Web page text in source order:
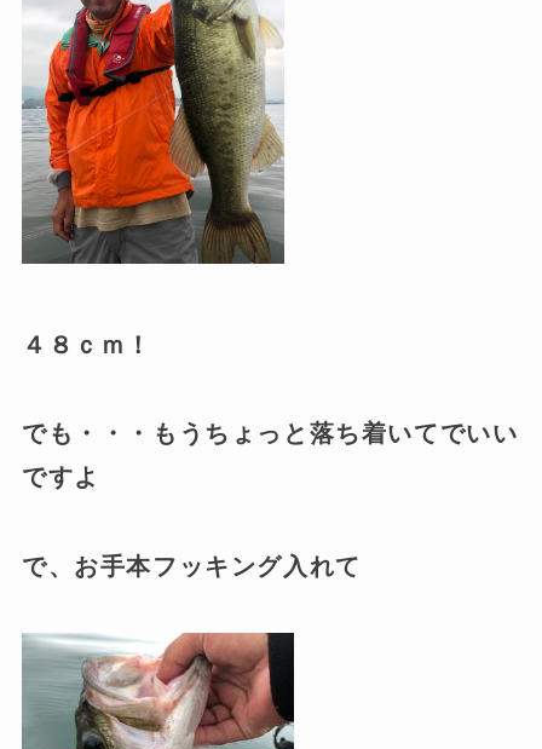
４８ｃｍ！
でも・・・もうちょっと落ち着いてでいい
ですよ
で、お手本フッキング入れて